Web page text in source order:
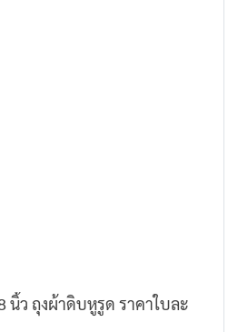
นิ้ว ถุงผ้าดิบหูรูด ราคาใบละ